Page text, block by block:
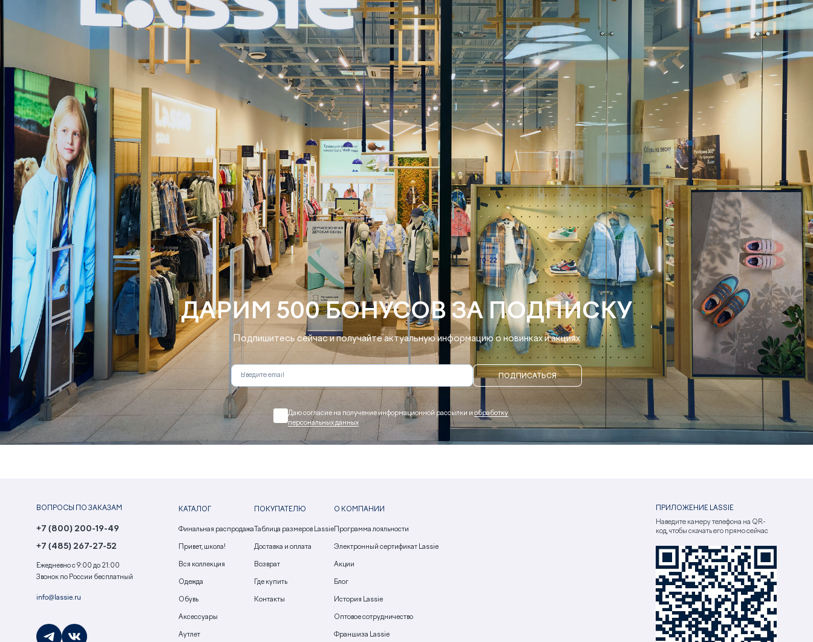
ДАРИМ 500 БОНУСОВ ЗА ПОДПИСКУ
Подпишитесь сейчас и получайте актуальную информацию о новинках и акциях
ПОДПИСАТЬСЯ
Даю согласие на получение информационной рассылки и обработку
персональных данных
ВОПРОСЫ ПО ЗАКАЗАМ
+7 (800) 200-19-49
+7 (485) 267-27-52
Ежедневно с 9:00 до 21:00
Звонок по России бесплатный
info@lassie.ru
КАТАЛОГ
Финальная распродажа
Привет, школа!
Вся коллекция
Одежда
Обувь
Аксессуары
Аутлет
ПОКУПАТЕЛЮ
Таблица размеров Lassie
Доставка и оплата
Возврат
Где купить
Контакты
О КОМПАНИИ
Программа лояльности
Электронный сертификат Lassie
Акции
Блог
История Lassie
Оптовое сотрудничество
Франшиза Lassie
ПРИЛОЖЕНИЕ LASSIE
Наведите камеру телефона на QR-
код, чтобы скачать его прямо сейчас